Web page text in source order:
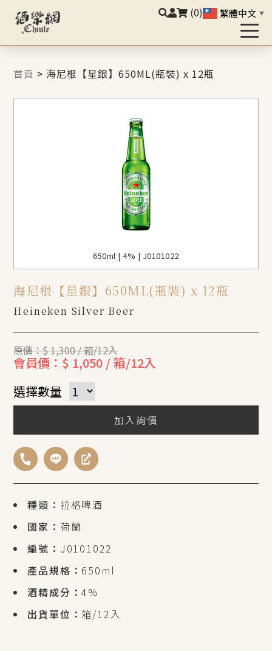
(0) 繁體中文 ▼
首頁 > 海尼根【星銀】650ML(瓶裝) x 12瓶
650ml | 4% | J0101022
海尼根【星銀】650ML(瓶裝) x 12瓶
Heineken Silver Beer
種類： 拉格啤酒
國家： 荷蘭
編號： J0101022
產品規格： 650ml
酒精成分：4%
出貨單位：箱/12入
原價：$ 1,300 / 箱/12入
會員價：$ 1,050 / 箱/12入
選擇數量
加入詢價